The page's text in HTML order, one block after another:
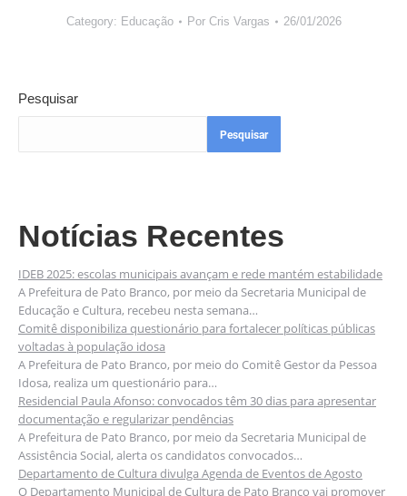
Category: Educação Por Cris Vargas 26/01/2026
Pesquisar
Pesquisar
Notícias Recentes
IDEB 2025: escolas municipais avançam e rede mantém estabilidade
A Prefeitura de Pato Branco, por meio da Secretaria Municipal de
Educação e Cultura, recebeu nesta semana…
Comitê disponibiliza questionário para fortalecer políticas públicas
voltadas à população idosa
A Prefeitura de Pato Branco, por meio do Comitê Gestor da Pessoa
Idosa, realiza um questionário para…
Residencial Paula Afonso: convocados têm 30 dias para apresentar
documentação e regularizar pendências
A Prefeitura de Pato Branco, por meio da Secretaria Municipal de
Assistência Social, alerta os candidatos convocados…
Departamento de Cultura divulga Agenda de Eventos de Agosto
O Departamento Municipal de Cultura de Pato Branco vai promover